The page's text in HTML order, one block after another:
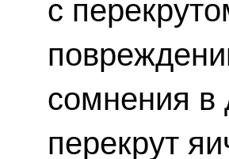
с
сомнения в
перекрут